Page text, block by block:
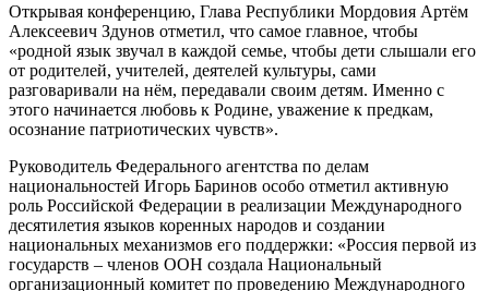
Открывая конференцию, Глава Республики Мордовия Артём
Алексеевич Здунов отметил, что самое главное, чтобы
«родной язык звучал в каждой семье, чтобы дети слышали его
от родителей, учителей, деятелей культуры, сами
разговаривали на нём, передавали своим детям. Именно с
этого начинается любовь к Родине, уважение к предкам,
осознание патриотических чувств».
Руководитель Федерального агентства по делам
национальностей Игорь Баринов особо отметил активную
роль Российской Федерации в реализации Международного
десятилетия языков коренных народов и создании
национальных механизмов его поддержки: «Россия первой из
государств – членов ООН создала Национальный
организационный комитет по проведению Международного